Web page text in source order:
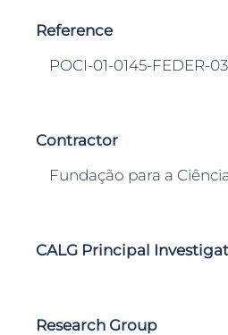
Reference
POCI-01-0145-FEDER-
Contractor
Fundação para a
CALG Principal
Research Group